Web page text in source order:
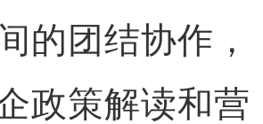
的团结协作，
政策解读和营